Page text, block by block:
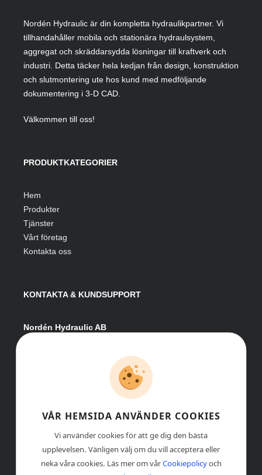
Nordén Hydraulic är din kompletta hydraulikpartner. Vi
tillhandahåller mobila och stationära hydraulsystem,
aggregat och skräddarsydda lösningar till kraftverk och
industri. Detta täcker hela kedjan från design, konstruktion
och slutmontering ute hos kund med medföljande
dokumentering i 3-D CAD.
Välkommen till oss!
PRODUKTKATEGORIER
Hem
Produkter
Tjänster
Vårt företag
Kontakta oss
KONTAKTA & KUNDSUPPORT
Nordén Hydraulic AB
info@nordenhydraulic.se
Org-nr: 556531-8424
VÅR HEMSIDA ANVÄNDER COOKIES
Vi använder cookies för att ge dig den bästa
upplevelsen. Vänligen välj om du vill acceptera eller
neka våra cookies. Läs mer om vårCookiepolicyoch